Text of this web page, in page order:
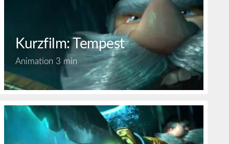
Kurzfilm: Tempest
Animation 3 min